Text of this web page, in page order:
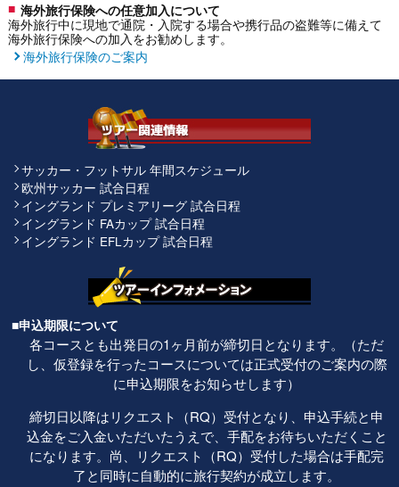
海外旅行保険への任意加入について
海外旅行中に現地で通院・入院する場合や携行品の盗難等に備えて
海外旅行保険への加入をお勧めします。
海外旅行保険のご案内
サッカー・フットサル 年間スケジュール
欧州サッカー 試合日程
イングランド プレミアリーグ 試合日程
イングランド FAカップ 試合日程
イングランド EFLカップ 試合日程
■申込期限について
各コースとも出発日の1ヶ月前が締切日となります。（ただ
し、仮登録を行ったコースについては正式受付のご案内の際
に申込期限をお知らせします）
締切日以降はリクエスト（RQ）受付となり、申込手続と申
込金をご入金いただいたうえで、手配をお待ちいただくこと
になります。尚、リクエスト（RQ）受付した場合は手配完
了と同時に自動的に旅行契約が成立します。